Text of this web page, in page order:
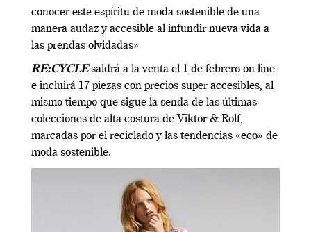
conocer este espíritu de moda sostenible de una
manera audaz y accesible al infundir nueva vida a
las prendas olvidadas»
RE:CYCLEsaldrá a la venta el 1 de febrero on-line
e incluirá 17 piezas con precios super accesibles, al
mismo tiempo que sigue la senda de las últimas
colecciones de alta costura de Viktor & Rolf,
marcadas por el reciclado y las tendencias «eco» de
moda sostenible.